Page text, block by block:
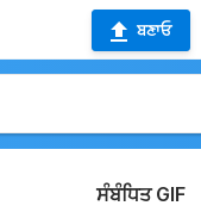
ਬਣਾਓ
ਸੰਬੰਧਿਤ GIF